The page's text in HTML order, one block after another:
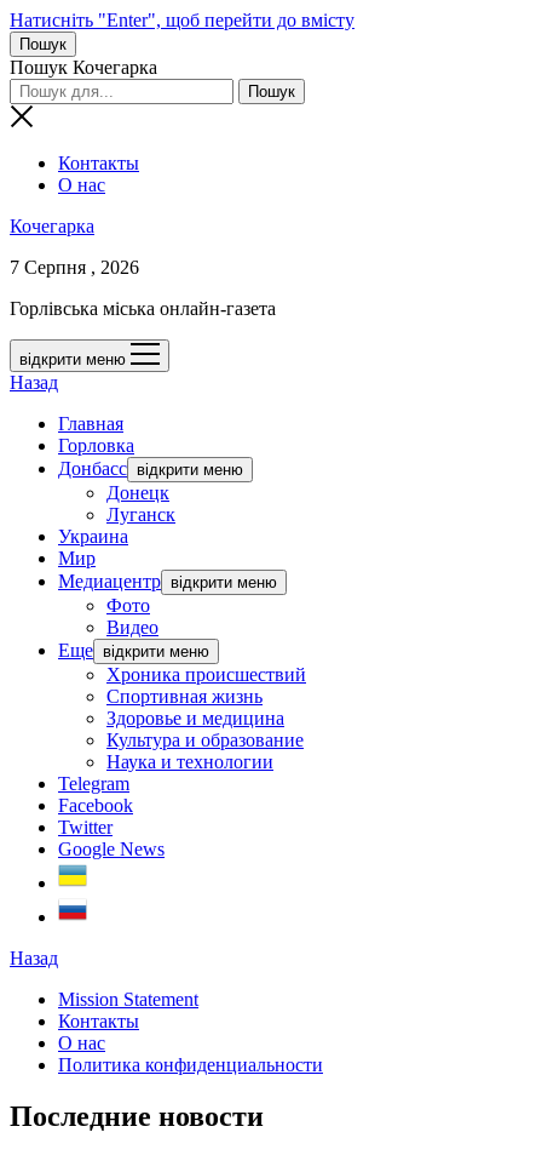
Натисніть "Enter", щоб перейти до вмісту
Пошук
Пошук Кочегарка
Контакты
О нас
Кочегарка
7 Серпня , 2026
Горлівська міська онлайн-газета
відкрити меню
Назад
Главная
Горловка
Донбасс відкрити меню
Донецк
Луганск
Украина
Мир
Медиацентр відкрити меню
Фото
Видео
Еще відкрити меню
Хроника происшествий
Спортивная жизнь
Здоровье и медицина
Культура и образование
Наука и технологии
Telegram
Facebook
Twitter
Google News
Назад
Mission Statement
Контакты
О нас
Политика конфиденциальности
Последние новости